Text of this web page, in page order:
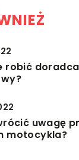
robić doradca
uwagę
motocykla?